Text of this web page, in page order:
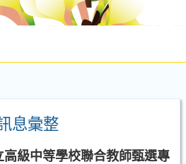
息彙整
級中等學校聯合教師甄選專